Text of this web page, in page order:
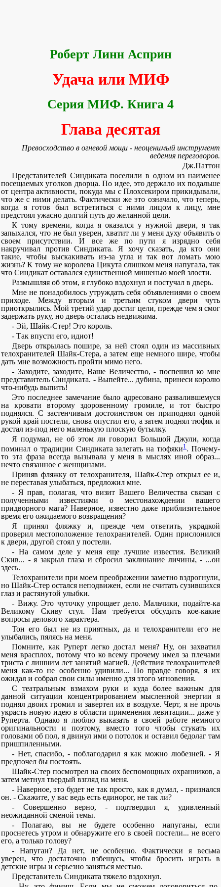
Роберт Линн Асприн
Удача или МИФ
Серия МИФ. Книга 4
Глава десятая
Превосходство в огневой мощи - неоценимый инструмент
ведения переговоров.
Дж.Паттон
Представителей Синдиката поселили в одном из наименее
посещаемых уголков дворца. По идее, это держало их подальше
от центра активности, покуда мы с Плохсекиром прикидывали,
что же с ними делать. Фактически же это означало, что теперь,
когда я готов был встретиться с ними лицом к лицу, мне
предстоял ужасно долгий путь до желанной цели.
К тому времени, когда я оказался у нужной двери, я так
запыхался, что не был уверен, хватит ли у меня духу объявить о
своем присутствии. И все же по пути я изрядно себя
накручивал против Синдиката. Я хочу сказать, да кто они
такие, чтобы выскакивать из-за угла и так вот ломать мою
жизнь? К тому же королева Цикута слишком меня напугала, так
что Синдикат оставался единственной мишенью моей злости.
Размышляя об этом, я глубоко вздохнул и постучал в дверь.
Мне не понадобилось утруждать себя объявлениями о своем
приходе. Между вторым и третьим стуком двери чуть
приоткрылись. Мой третий удар достиг цели, прежде чем я смог
задержать руку, но дверь осталась недвижима.
- Эй, Шайк-Стер! Это король.
- Так впусти его, идиот!
Дверь открылась пошире, за ней стоял один из массивных
телохранителей Шайк-Стера, а затем еще немного шире, чтобы
дать мне возможность пройти мимо него.
- Заходите, заходите, Ваше Величество, - поспешил ко мне
представитель Синдиката. - Выпейте... дубина, принеси королю
что-нибудь выпить!
Это последнее замечание было адресовано развалившемуся
на кровати второму здоровенному громиле, и тот быстро
поднялся. С застенчивым достоинством он приподнял одной
рукой край постели, снова опустил его, а затем поднял тюфяк и
достал из-под него маленькую плоскую бутылку.
Я подумал, не об этом ли говорил Большой Джули, когда
поминал о традиции Синдиката залегать на тюфяки1. Почему-
то эта фраза всегда вызывала у меня в мыслях иной образ...
нечто связанное с женщинами.
Приняв фляжку от телохранителя, Шайк-Стер открыл ее и,
не переставая улыбаться, предложил мне.
- Я прав, полагая, что визит Вашего Величества связан с
полученными известиями о местонахождении вашего
придворного мага? Наверное, известно даже приблизительное
время его ожидаемого возвращения?
Я принял фляжку и, прежде чем ответить, украдкой
проверил местоположение телохранителей. Один прислонился
к двери, другой стоял у постели.
- На самом деле у меня еще лучшие известия. Великий
Скив... - я закрыл глаза и сбросил заклинание личины, - ...он
здесь.
Телохранители при моем преображении заметно вздрогнули,
но Шайк-Стер остался неподвижен, если не считать сузившихся
глаз и растянутой улыбки.
- Вижу. Это чуточку упрощает дело. Мальчики, подайте-ка
Великому Скиву стул. Нам требуется обсудить кое-какие
вопросы делового характера.
Тон его был не из приятных, да и телохранители его не
улыбались, пялясь на меня.
Помните, как Руперт легко достал меня? Ну, он захватил
меня врасплох, потому что ко всему прочему имел за плечами
триста с лишним лет занятий магией. Действия телохранителей
меня как-то не особенно удивили... По правде говоря, я их
ожидал и собрал свои силы именно для этого мгновения.
С театральным взмахом руки и куда более важным для
данной ситуации концентрированием мысленной энергии я
поднял двоих громил и завертел их в воздухе. Черт, я не прочь
украсть новую идею в области применения левитации... даже у
Руперта. Однако я люблю выказать в своей работе немного
оригинальности и поэтому, вместо того чтобы стукать их
головами об пол, я двинул ими о потолок и оставил бедолаг там
пришпиленными.
- Нет, спасибо, - поблагодарил я как можно любезней. - Я
предпочел бы постоять.
Шайк-Стер посмотрел на своих беспомощных охранников, а
затем метнул твердый взгляд на меня.
- Наверное, это будет не так просто, как я думал, - признался
он. - Скажите, у вас ведь есть единорог, не так ли?
- Совершенно верно, - подтвердил я, удивленный
неожиданной сменой темы.
- Полагаю, вы не будете особенно напуганы, если
проснетесь утром и обнаружите его в своей постели... не всего
его, а только голову?
- Напуган? Да нет, не особенно. Фактически я весьма
уверен, что достаточно взбешусь, чтобы бросить играть в
детские игры и серьезно заняться местью.
Представитель Синдиката тяжело вздохнул.